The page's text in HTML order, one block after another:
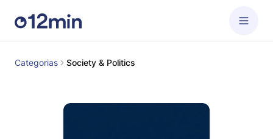
Categorias Society & Politics